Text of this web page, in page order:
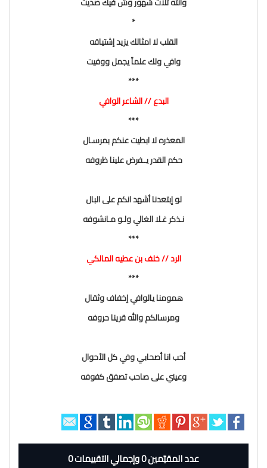
*
القلب لا امثالك يزيد إشتياقه
وافي ولك علماً يجمل ووفيت
***
البدع // الشاعر الوافي
***
المعذره لا ابطيت عنكم بمرسـال
حكم القدر يــفرض علينا ظروفه
لو إبتعدنا أشهد انكم على البال
نـذكر غـلا الغالي ولـو مـانشوفه
***
الرد // خلف بن عطيه المالكي
***
همومنا يالوافي إخفاف وثقال
ومرسالكم والله قرينا حروفه
أحب انا أصحابي وفي كل الأحوال
وعيني على صاحب تصفق كفوفه
عدد المقيّمين 0 وإجمالي التقييمات 0